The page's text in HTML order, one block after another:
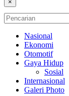
×
Nasional
Ekonomi
Otomotif
Gaya Hidup
Sosial
Internasional
Galeri Photo